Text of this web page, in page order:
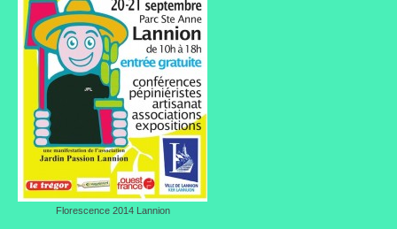
Fête des plantes
Florescence
Portes ouvertes
Visites de jardins
Autres
Flore et faune
Florescence 2014 Lannion